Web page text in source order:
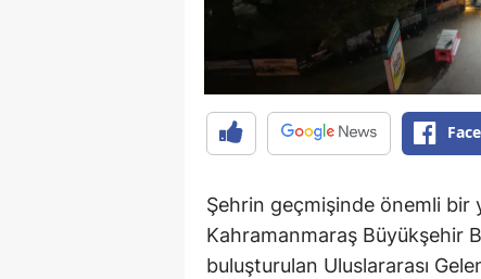
Şehrin geçmişinde önemli bir
Kahramanmaraş Büyükşehir
buluşturulan Uluslararası